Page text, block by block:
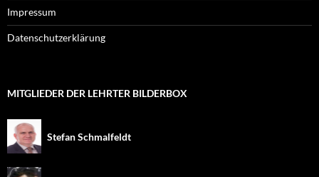
Impressum
Datenschutzerklärung
MITGLIEDER DER LEHRTER BILDERBOX
Stefan Schmalfeldt